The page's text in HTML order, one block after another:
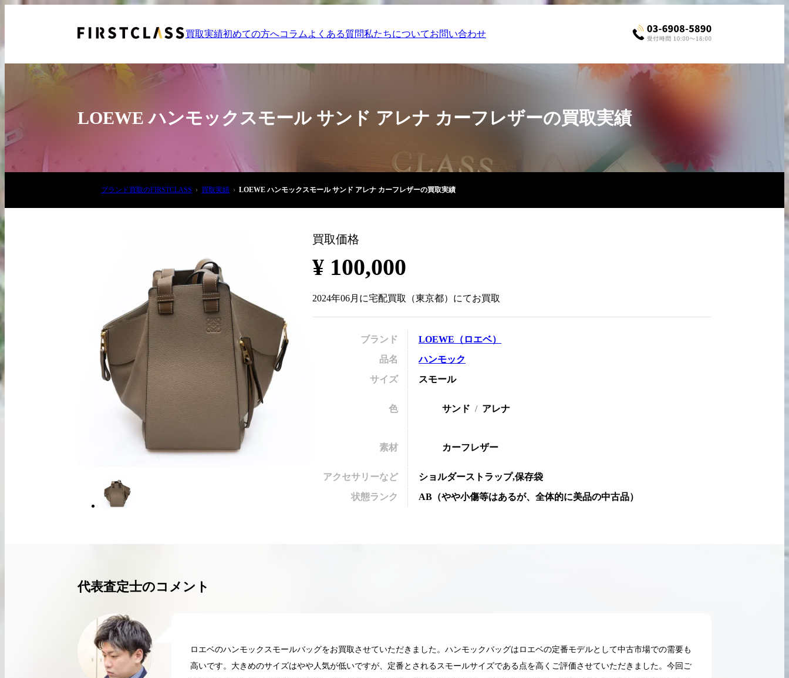
買取実績初めての方へコラム よくある質問私たちについてお問い合わせ
03-6908-5890
出張買取の
お申込み
LINE査定
LOEWE ハンモックスモール サンド アレナ カーフレザーの買取実績
ブランド買取のFIRSTCLASS 買取実績 LOEWE ハンモックスモール サンド アレナ カーフレザーの買取実績
買取価格
¥ 100,000
2024年06月 に宅配買取 （東京都）にてお買取
ブランド LOEWE （ ロエベ）
品名
ハンモック
サイズ
スモール
色 サンド アレナ
素材 カーフレザー
アクセサリーなど
ショルダーストラップ,保存袋
状態ランク
AB （やや小傷等はあるが、全体的に美品の中古品）
代表査定士のコメント
ロエベのハンモックスモールバッグをお買取させていただきました。ハンモックバッグはロエベの定番モデルとして中古市場での需要も
高いです。大きめのサイズはやや人気が低いですが、定番とされるスモールサイズである点を高くご評価させていただきました。今回ご